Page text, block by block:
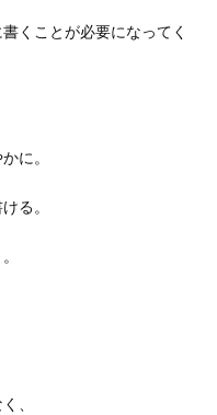
くことが必要になってく
に。
る。
、